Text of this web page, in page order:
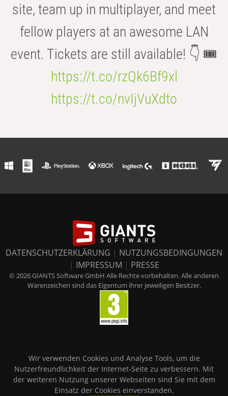
site, team up in multiplayer, and meet
fellow players at an awesome LAN
event. Tickets are still available! 👇 🎟️
https://t.co/rzQk6Bf9xl
https://t.co/nvIjVuXdto
DATENSCHUTZERKLÄRUNG | NUTZUNGSBEDINGUNGEN
| IMPRESSUM | PRESSE
© 2026 GIANTS Software GmbH Alle Rechte vorbehalten. Alle anderen
Warenzeichen sind das Eigentum ihrer jeweiligen Besitzer.
Wir verwenden Cookies und Analyse Tools, um die
Nutzerfreundlichkeit der Internet-Seite zu verbessern. Mit
der weiteren Nutzung unserer Webseiten sind Sie mit dem
Einsatz der Cookies einverstanden.